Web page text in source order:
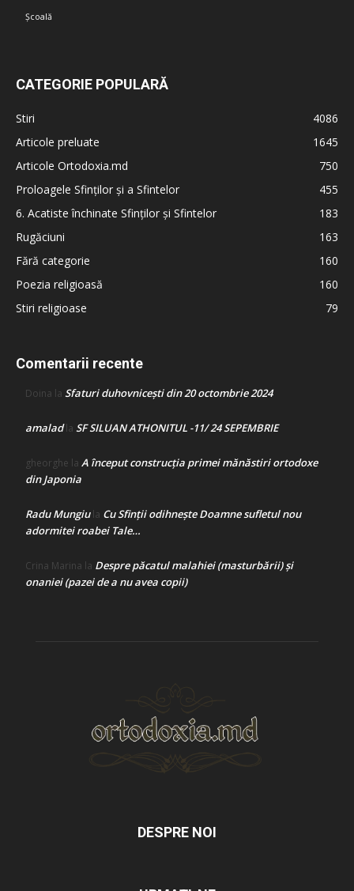
Școală
CATEGORIE POPULARĂ
Stiri
4086
Articole preluate
1645
Articole Ortodoxia.md
750
Proloagele Sfinților și a Sfintelor
455
6. Acatiste închinate Sfinților și Sfintelor
183
Rugăciuni
163
Fără categorie
160
Poezia religioasă
160
Stiri religioase
79
Comentarii recente
Doina la Sfaturi duhovnicești din 20 octombrie 2024
amaladla SF SILUAN ATHONITUL -11/ 24 SEPEMBRIE
gheorghe la A început construcţia primei mănăstiri ortodoxe
din Japonia
Radu Mungiula Cu Sfinții odihnește Doamne sufletul nou
adormitei roabei Tale…
Crina Marina la Despre păcatul malahiei (masturbării) şi
onaniei (pazei de a nu avea copii)
DESPRE NOI